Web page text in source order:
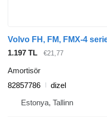
1.197 TL €21,77
Amortisör
82857786
dizel
Estonya, Tallinn